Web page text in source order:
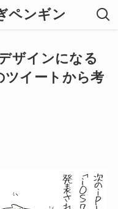
ペンギン
ザインになる
ツイートから考